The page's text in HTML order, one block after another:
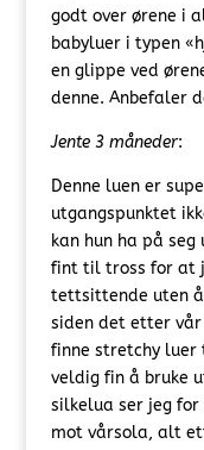
godt over ørene i
babyluer i typen
en glippe ved
denne. Anbefaler
Jente 3 måneder:
Denne luen er
utgangspunktet
kan hun ha på
fint til tross for at
tettsittende uten
siden det etter
finne stretchy luer
veldig fin å bruke
silkelua ser jeg
mot vårsola, alt